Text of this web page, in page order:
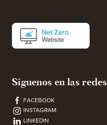
Síguenos en las redes
FACEBOOK
INSTAGRAM
LINKEDIN